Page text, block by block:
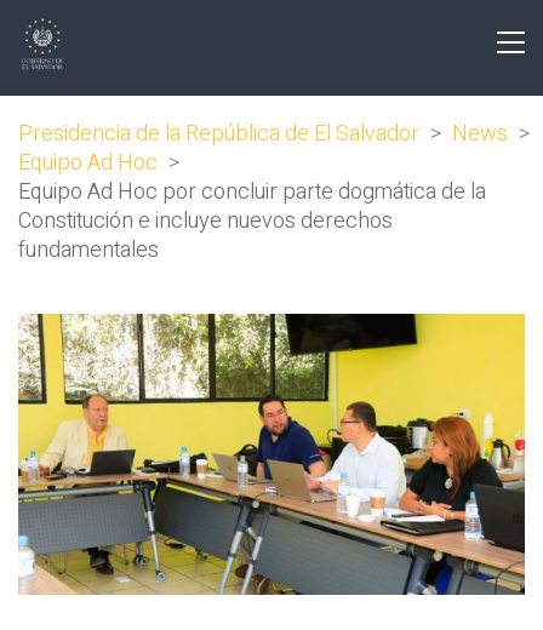
Presidencia de la República de El Salvador > News >
Equipo Ad Hoc >
Equipo Ad Hoc por concluir parte dogmática de la
Constitución e incluye nuevos derechos
fundamentales